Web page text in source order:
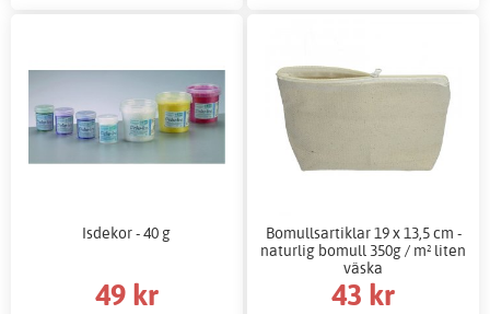
Isdekor - 40 g
49 kr
Bomullsartiklar 19 x 13,5 cm -
naturlig bomull 350g / m² liten
väska
43 kr